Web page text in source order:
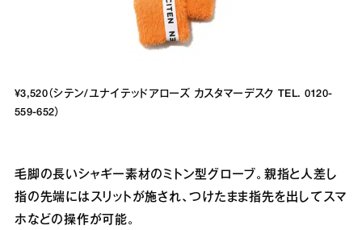
¥3,520（シテン/ユナイテッドアローズ カスタマーデスク TEL. 0120-
559-652）
毛脚の長いシャギー素材のミトン型グローブ。親指と人差し
指の先端にはスリットが施され、つけたまま指先を出してスマ
ホなどの操作が可能。